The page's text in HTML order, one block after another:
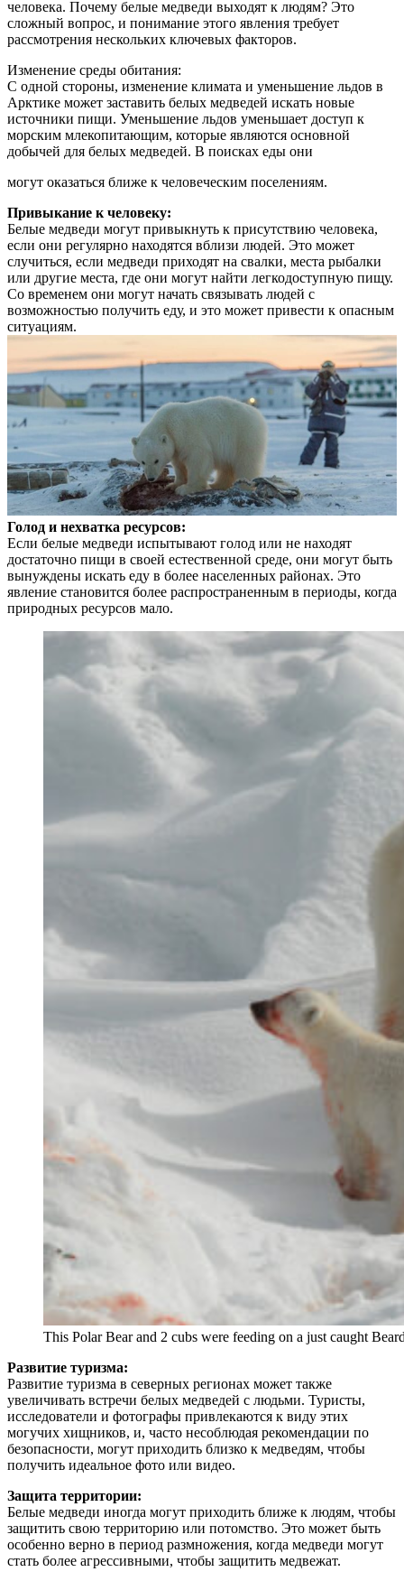
человека. Почему белые медведи выходят к людям? Это
сложный вопрос, и понимание этого явления требует
рассмотрения нескольких ключевых факторов.
Изменение среды обитания:
С одной стороны, изменение климата и уменьшение льдов в
Арктике может заставить белых медведей искать новые
источники пищи. Уменьшение льдов уменьшает доступ к
морским млекопитающим, которые являются основной
добычей для белых медведей. В поисках еды они
могут оказаться ближе к человеческим поселениям.
Привыкание к человеку:
Белые медведи могут привыкнуть к присутствию человека,
если они регулярно находятся вблизи людей. Это может
случиться, если медведи приходят на свалки, места рыбалки
или другие места, где они могут найти легкодоступную пищу.
Со временем они могут начать связывать людей с
возможностью получить еду, и это может привести к опасным
ситуациям.
Голод и нехватка ресурсов:
Если белые медведи испытывают голод или не находят
достаточно пищи в своей естественной среде, они могут быть
вынуждены искать еду в более населенных районах. Это
явление становится более распространенным в периоды, когда
природных ресурсов мало.
This Polar Bear and 2 cubs were feeding on a just caught
Развитие туризма:
Развитие туризма в северных регионах может также
увеличивать встречи белых медведей с людьми. Туристы,
исследователи и фотографы привлекаются к виду этих
могучих хищников, и, часто несоблюдая рекомендации по
безопасности, могут приходить близко к медведям, чтобы
получить идеальное фото или видео.
Защита территории:
Белые медведи иногда могут приходить ближе к людям, чтобы
защитить свою территорию или потомство. Это может быть
особенно верно в период размножения, когда медведи могут
стать более агрессивными, чтобы защитить медвежат.